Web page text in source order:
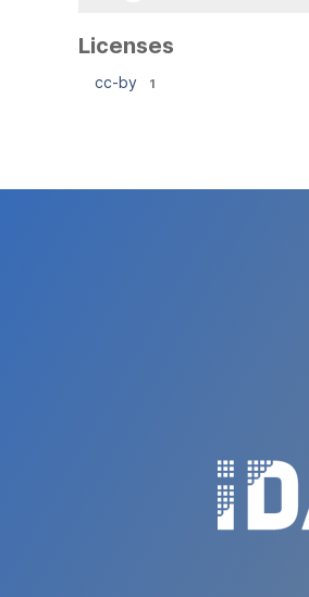
Licenses
cc-by 1